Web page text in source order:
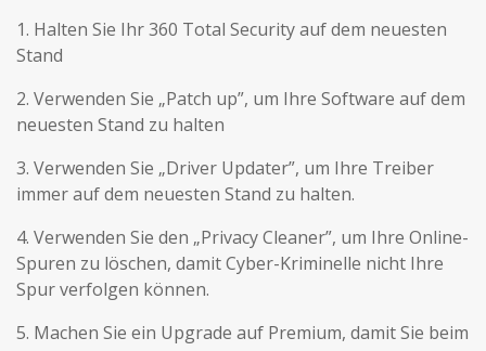
1. Halten Sie Ihr 360 Total Security auf dem neuesten
Stand
2. Verwenden Sie „Patch up”, um Ihre Software auf dem
neuesten Stand zu halten
3. Verwenden Sie „Driver Updater”, um Ihre Treiber
immer auf dem neuesten Stand zu halten.
4. Verwenden Sie den „Privacy Cleaner”, um Ihre Online-
Spuren zu löschen, damit Cyber-Kriminelle nicht Ihre
Spur verfolgen können.
5. Machen Sie ein Upgrade auf Premium, damit Sie beim